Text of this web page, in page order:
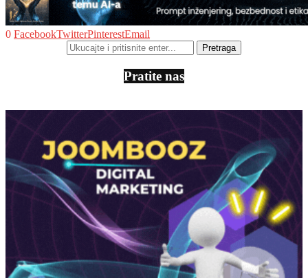
0 FacebookTwitterPinterestEmail
Pratite nas